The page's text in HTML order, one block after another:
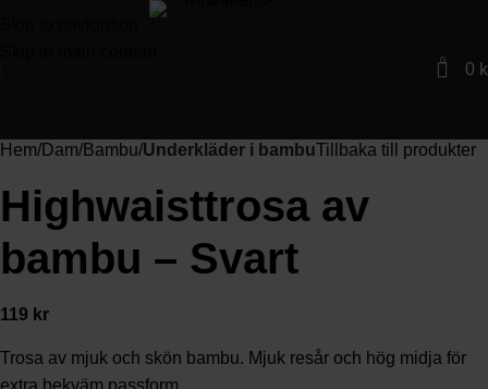
0 0
Hem Dam Bambu Underkläder i bambuTillbaka till produkter
Highwaisttrosa av
bambu – Svart
119 kr
Trosa av mjuk och skön bambu. Mjuk resår och hög midja för